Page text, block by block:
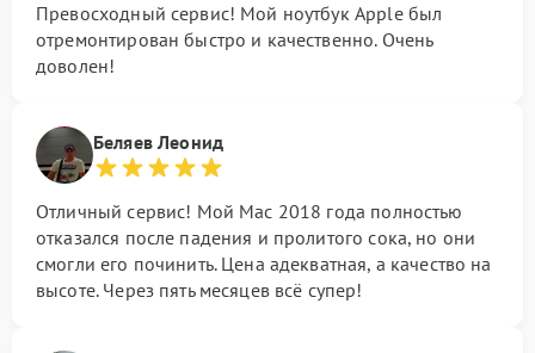
Превосходный сервис! Мой ноутбук Apple был
отремонтирован быстро и качественно. Очень
доволен!
Беляев Леонид
Отличный сервис! Мой Mac 2018 года полностью
отказался после падения и пролитого сока, но они
смогли его починить. Цена адекватная, а качество на
высоте. Через пять месяцев всё супер!